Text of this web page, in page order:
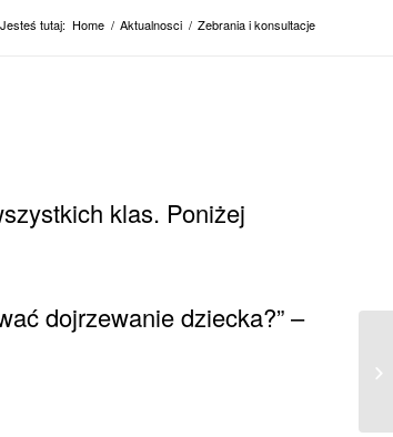
Jesteś tutaj: Home / Aktualnosci / Zebrania i konsultacje
klas. Poniżej
dojrzewanie dziecka?” –